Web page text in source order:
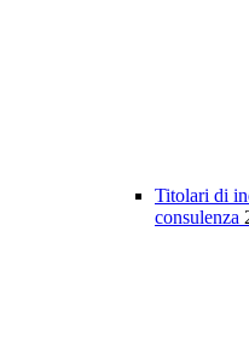
Titolari di
consulenza